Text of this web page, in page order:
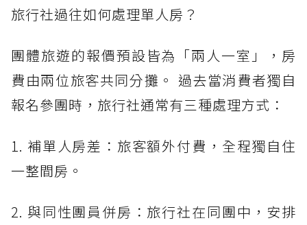
旅行社過往如何處理單人房？
團體旅遊的報價預設皆為「兩人一室」，房
費由兩位旅客共同分攤。 過去當消費者獨自
報名參團時，旅行社通常有三種處理方式：
1. 補單人房差：旅客額外付費，全程獨自住
一整間房。
2. 與同性團員併房：旅行社在同團中，安排